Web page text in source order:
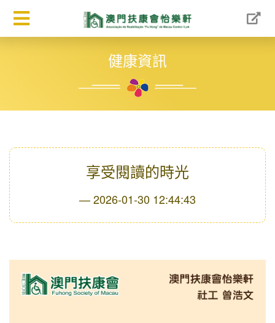
健康資訊
享受閱讀的時光
2026-01-30 12:44:43